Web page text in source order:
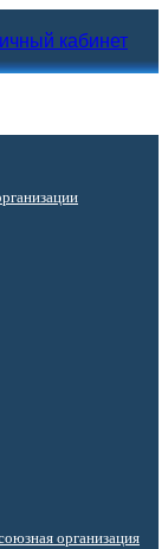
кабинет
организация